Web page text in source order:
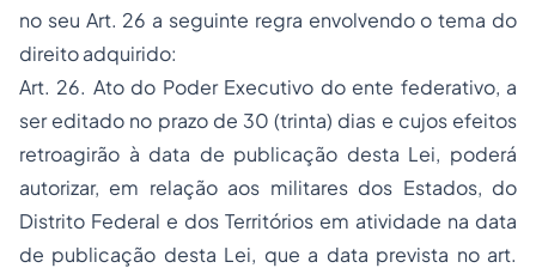
no seu Art. 26 a seguinte regra envolvendo o tema do
direito adquirido:
Art. 26. Ato do Poder Executivo do ente federativo, a
ser editado no prazo de 30 (trinta) dias e cujos efeitos
retroagirão à data de publicação desta Lei, poderá
autorizar, em relação aos militares dos Estados, do
Distrito Federal e dos Territórios em atividade na data
de publicação desta Lei, que a data prevista no art.